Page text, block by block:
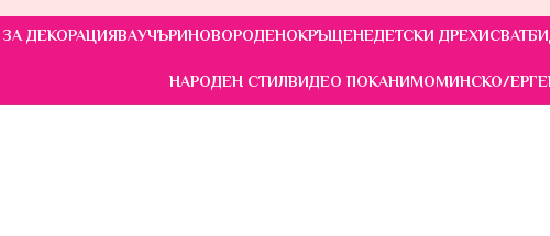
ДЕКОРАЦИЯВАУЧЪРИНОВОРОДЕНОКРЪЩЕНЕДЕТСКИ ДРЕХИСВАТБИ
НАРОДЕН СТИЛВИДЕО ПОКАНИМОМИНСКО/